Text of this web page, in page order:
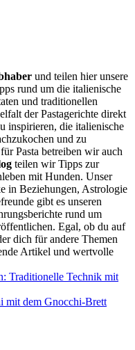
und teilen hier unsere
rund um die italienische
und traditionellen
der Pastagerichte direkt
inspirieren, die italienische
und zu
Pasta betreiben wir auch
teilen wir Tipps zur
mit Hunden. Unser
in Beziehungen, Astrologie
gibt es unseren
rund um
Egal, ob du auf
dich für andere Themen
Artikel und wertvolle
Traditionelle Technik mit
mit dem Gnocchi-Brett